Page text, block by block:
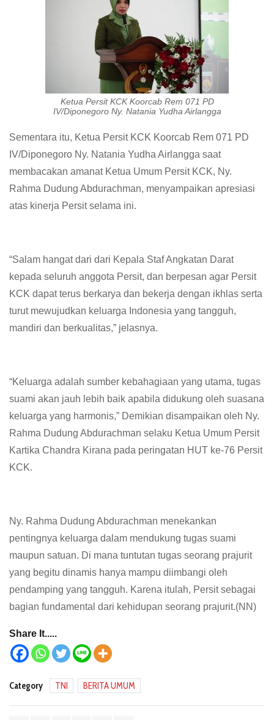
Ketua Persit KCK Koorcab Rem 071 PD
IV/Diponegoro Ny. Natania Yudha Airlangga
Sementara itu, Ketua Persit KCK Koorcab Rem 071 PD
IV/Diponegoro Ny. Natania Yudha Airlangga saat
membacakan amanat Ketua Umum Persit KCK, Ny.
Rahma Dudung Abdurachman, menyampaikan apresiasi
atas kinerja Persit selama ini.
“Salam hangat dari dari Kepala Staf Angkatan Darat
kepada seluruh anggota Persit, dan berpesan agar Persit
KCK dapat terus berkarya dan bekerja dengan ikhlas serta
turut mewujudkan keluarga Indonesia yang tangguh,
mandiri dan berkualitas,” jelasnya.
“Keluarga adalah sumber kebahagiaan yang utama, tugas
suami akan jauh lebih baik apabila didukung oleh suasana
keluarga yang harmonis,” Demikian disampaikan oleh Ny.
Rahma Dudung Abdurachman selaku Ketua Umum Persit
Kartika Chandra Kirana pada peringatan HUT ke-76 Persit
KCK.
Ny. Rahma Dudung Abdurachman menekankan
pentingnya keluarga dalam mendukung tugas suami
maupun satuan. Di mana tuntutan tugas seorang prajurit
yang begitu dinamis hanya mampu diimbangi oleh
pendamping yang tangguh. Karena itulah, Persit sebagai
bagian fundamental dari kehidupan seorang prajurit.(NN)
Share It.....
Category TNI BERITA UMUM